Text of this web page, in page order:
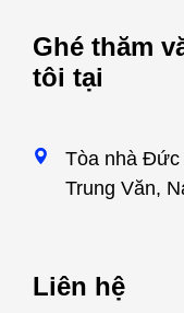
Ghé thăm
tôi tại
Tòa nhà Đức
Trung Văn,
Liên hệ